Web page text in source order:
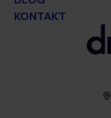
KONTAKT